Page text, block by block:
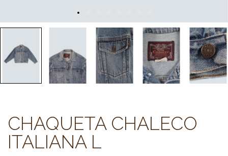
CHAQUETA CHALECO
ITALIANA L